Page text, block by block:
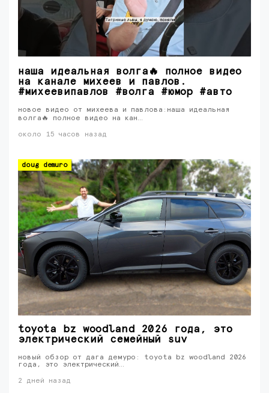
наша идеальная волга🔥 полное видео
на канале михеев и павлов.
#михеевипавлов #волга #юмор #авто
новое видео от михеева и павлова:наша идеальная
волга🔥 полное видео на кан…
около 15 часов назад
doug demuro
toyota bz woodland 2026 года, это
электрический семейный suv
новый обзор от дага демуро: toyota bz woodland 2026
года, это электрический…
2 дней назад